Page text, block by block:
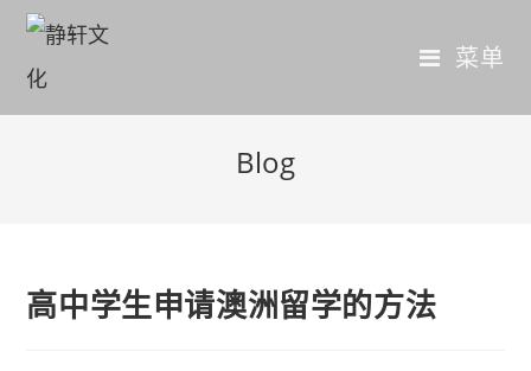
菜单
Blog
高中学生申请澳洲留学的方法